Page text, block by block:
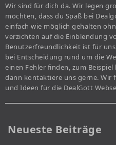
Wir sind für dich da. Wir legen
möchten, dass du Spaß bei
einfach wie möglich gehalten
verzichten auf die Einblendung
Benutzerfreundlichkeit ist für
bei Entscheidung rund um die
einen Fehler finden, zum
dann kontaktiere uns gerne. Wir
und Ideen für die DealGott
Neueste Beiträge